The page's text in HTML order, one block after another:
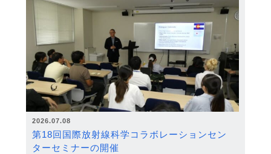
2026.07.08
第18回国際放射線科学コラボレーションセン
ターセミナーの開催